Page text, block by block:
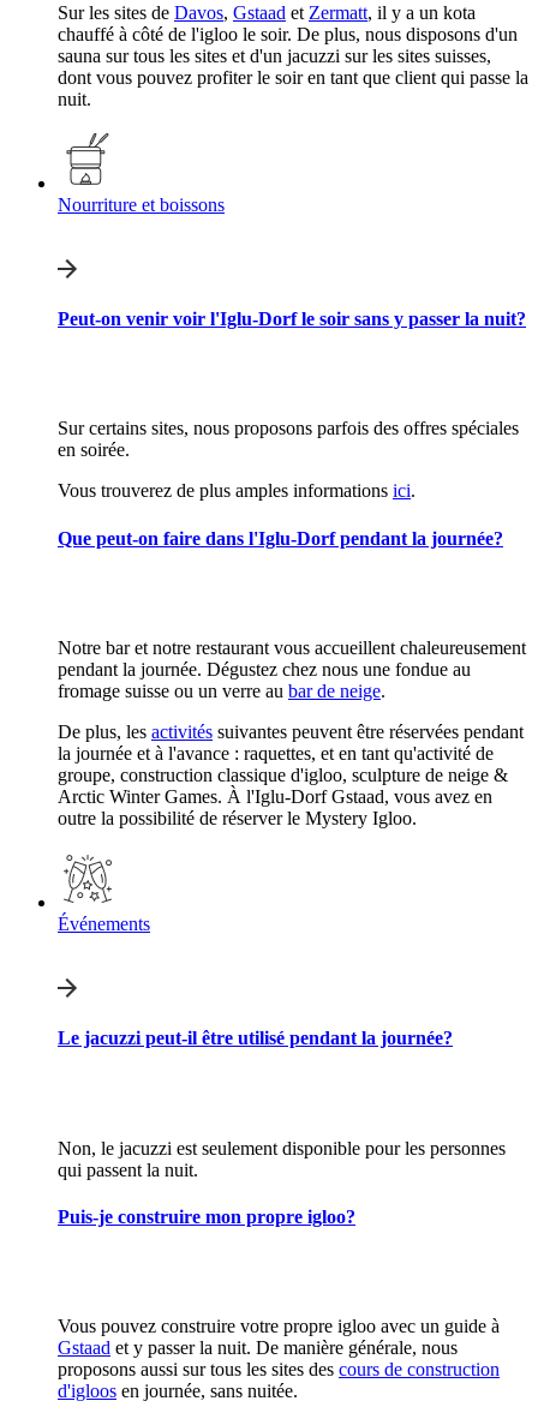
Sur les sites de Davos, Gstaad et Zermatt, il y a un kota
chauffé à côté de l'igloo le soir. De plus, nous disposons d'un
sauna sur tous les sites et d'un jacuzzi sur les sites suisses,
dont vous pouvez profiter le soir en tant que client qui passe la
nuit.
Nourriture et boissons
Peut-on venir voir l'Iglu-Dorf le soir sans y passer la nuit?
Sur certains sites, nous proposons parfois des offres spéciales
en soirée.
Vous trouverez de plus amples informations ici.
Que peut-on faire dans l'Iglu-Dorf pendant la journée?
Notre bar et notre restaurant vous accueillent chaleureusement
pendant la journée. Dégustez chez nous une fondue au
fromage suisse ou un verre au bar de neige.
De plus, les activités suivantes peuvent être réservées pendant
la journée et à l'avance : raquettes, et en tant qu'activité de
groupe, construction classique d'igloo, sculpture de neige &
Arctic Winter Games. À l'Iglu-Dorf Gstaad, vous avez en
outre la possibilité de réserver le Mystery Igloo.
Événements
Le jacuzzi peut-il être utilisé pendant la journée?
Non, le jacuzzi est seulement disponible pour les personnes
qui passent la nuit.
Puis-je construire mon propre igloo?
Vous pouvez construire votre propre igloo avec un guide à
Gstaad et y passer la nuit. De manière générale, nous
proposons aussi sur tous les sites des cours de construction
d'igloos en journée, sans nuitée.